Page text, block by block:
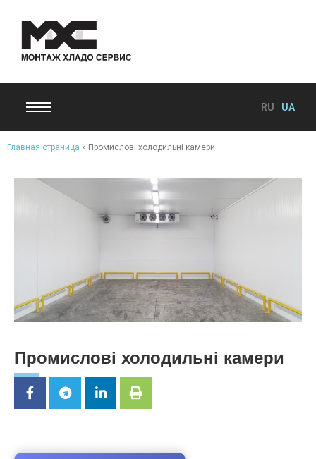
RU UA
Главная страница » Промислові холодильні камери
Промислові холодильні камери